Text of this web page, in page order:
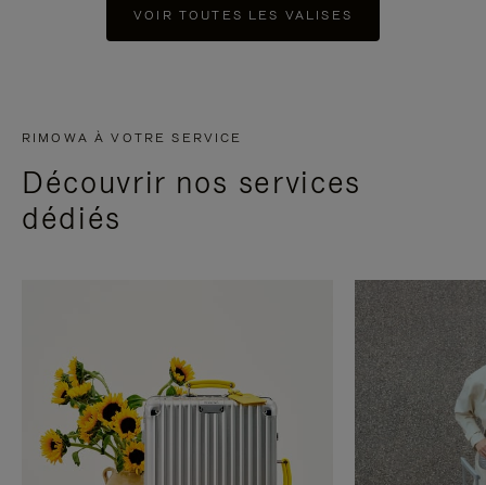
VOIR TOUTES LES VALISES
RIMOWA À VOTRE SERVICE
Découvrir nos services
dédiés